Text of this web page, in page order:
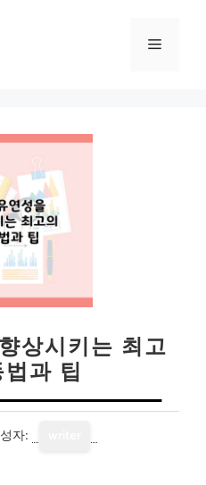
메
상시키는 최고
과 팁
자: